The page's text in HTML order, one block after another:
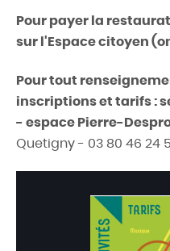
Pour payer la
sur l'Espace citoyen
Pour tout
inscriptions et tarifs :
- espace Pierre-
Quetigny - 03 80 46 24